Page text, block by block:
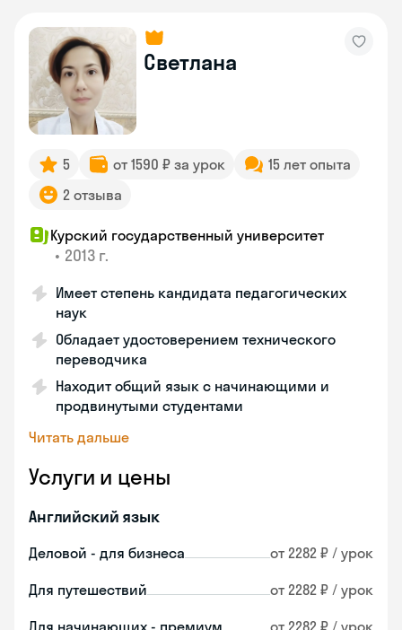
Светлана
5 от 1590 ₽ за урок
15 лет опыта
2 отзыва
Курский государственный университет
• 2013 г.
Имеет степень кандидата педагогических
наук
Обладает удостоверением технического
переводчика
Находит общий язык с начинающими и
продвинутыми студентами
Читать дальше
Услуги и цены
Английский язык
Деловой - для бизнеса от 2282 ₽ / урок
Для путешествий от 2282 ₽ / урок
Для начинающих - премиум от 2282 ₽ / урок